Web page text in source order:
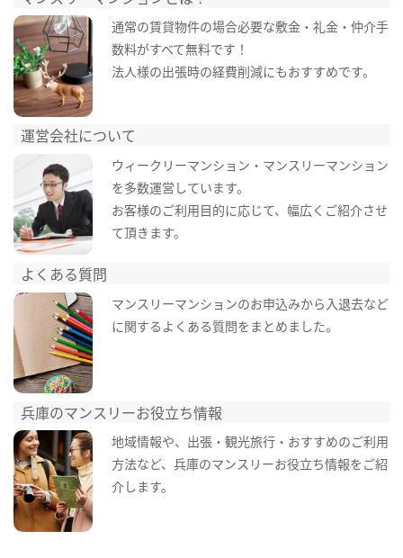
通常の賃貸物件の場合必要な敷金・礼金・仲介手
数料がすべて無料です！
法人様の出張時の経費削減にもおすすめです。
運営会社について
ウィークリーマンション・マンスリーマンション
を多数運営しています。
お客様のご利用目的に応じて、幅広くご紹介させ
て頂きます。
よくある質問
マンスリーマンションのお申込みから入退去など
に関するよくある質問をまとめました。
兵庫のマンスリーお役立ち情報
地域情報や、出張・観光旅行・おすすめのご利用
方法など、兵庫のマンスリーお役立ち情報をご紹
介します。